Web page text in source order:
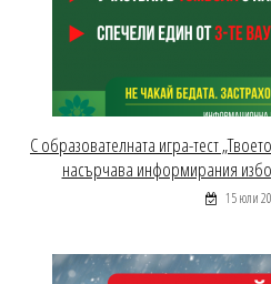
С образователната игра-тест
насърчава информирания
15 юли